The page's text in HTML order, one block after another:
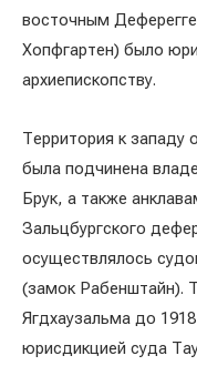
восточным
Хопфгартен) было
архиепископству.
Территория к западу
была подчинена
Брук, а также
Зальцбургского
осуществлялось
(замок Рабенштайн).
Ягдхаузальма до
юрисдикцией суда